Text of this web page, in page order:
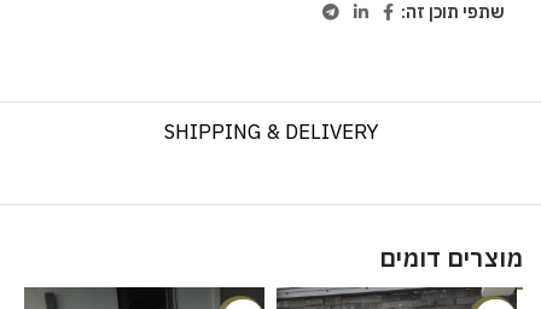
שתפי תוכן זה:
SHIPPING & DELIVERY
מוצרים דומים